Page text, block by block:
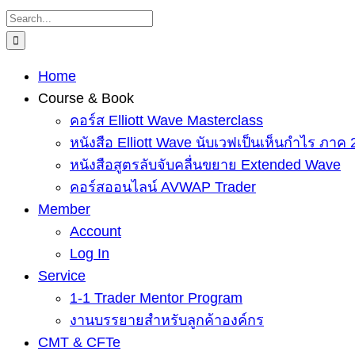
Skip
to
Search
for:
Home
Course & Book
คอร์ส Elliott Wave Masterclass
หนังสือ Elliott Wave นับเวฟเป็นเห็นกำไร ภาค
หนังสือสูตรลับจับคลื่นขยาย Extended Wave
คอร์สออนไลน์ AVWAP Trader
Member
Account
Log In
Service
1-1 Trader Mentor Program
งานบรรยายสำหรับลูกค้าองค์กร
CMT & CFTe